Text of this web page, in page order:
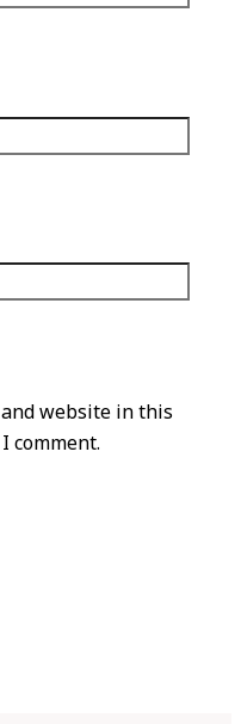
website in this
comment.